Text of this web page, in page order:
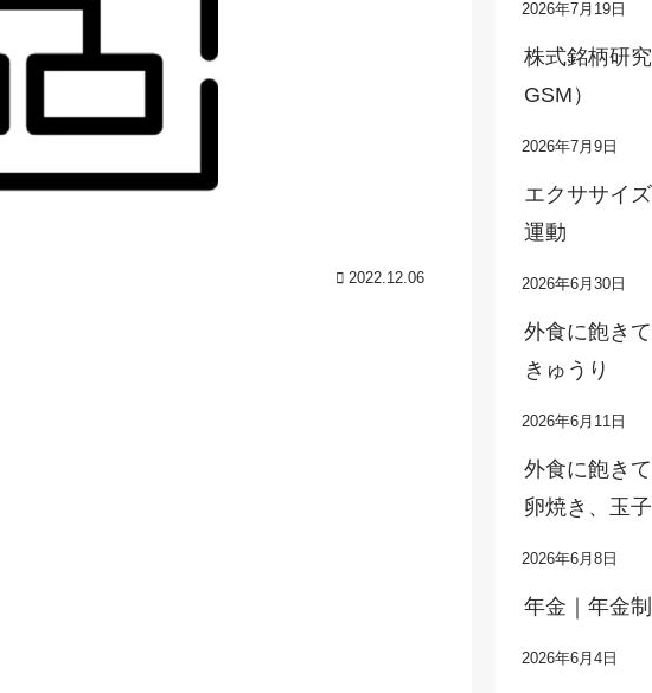
2022.12.06
2026年7月19日
株式銘柄研
GSM）
2026年7月9日
エクササイ
運動
2026年6月30日
外食に飽き
きゅうり
2026年6月11日
外食に飽き
卵焼き、玉
2026年6月8日
年金｜年金
2026年6月4日